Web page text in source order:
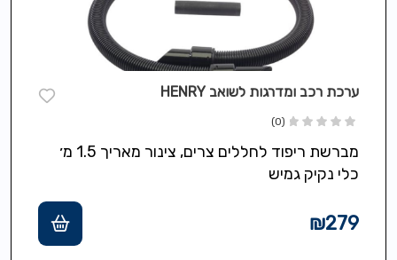
ערכת רכב ומדרגות לשואב HENRY
(0)
מברשת ריפוד לחללים צרים, צינור מאריך 1.5 מ׳
כלי נקיק גמיש
₪279